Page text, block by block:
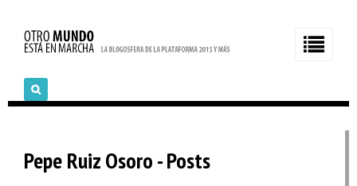
Pepe Ruiz Osoro - Posts